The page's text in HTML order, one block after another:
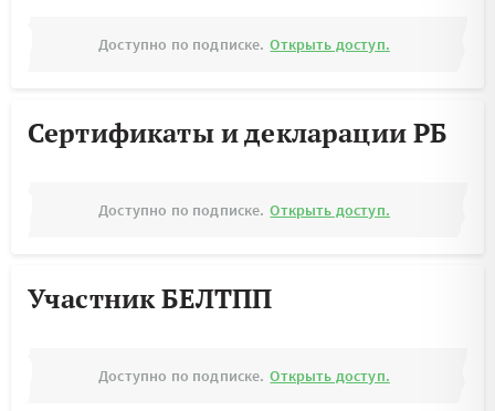
Доступно по подписке. Открыть доступ.
Сертификаты и декларации РБ
Доступно по подписке. Открыть доступ.
Участник БЕЛТПП
Доступно по подписке. Открыть доступ.